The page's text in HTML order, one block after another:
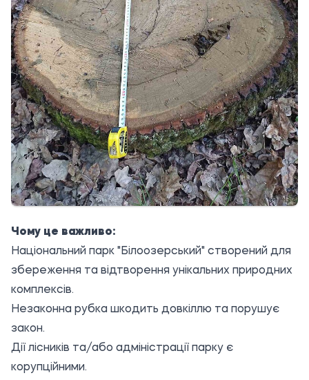
Чому це важливо:
Національний парк "Білоозерський" створений для
збереження та відтворення унікальних природних
комплексів.
Незаконна рубка шкодить довкіллю та порушує
закон.
Дії лісників та/або адміністрації парку є
корупційними.